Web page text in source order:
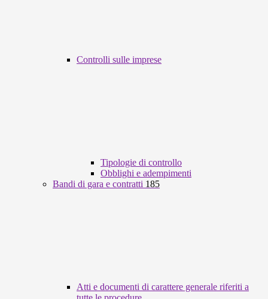
Controlli sulle imprese
Tipologie di controllo
Obblighi e adempimenti
Bandi di gara e contratti 185
Atti e documenti di carattere generale riferiti a